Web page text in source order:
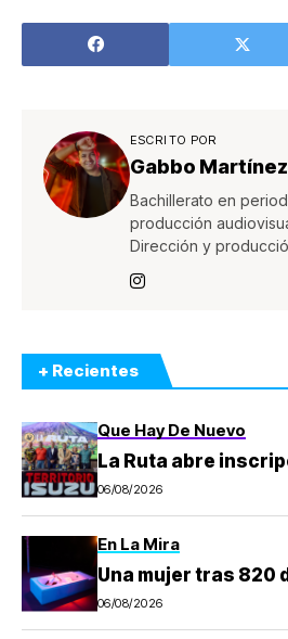
ESCRITO POR
Gabbo Martínez
Bachillerato en
producción
Dirección y
+ Recientes
Que Hay De Nuevo
La Ruta abre
06/08/2026
En La Mira
Una mujer tras 820
06/08/2026